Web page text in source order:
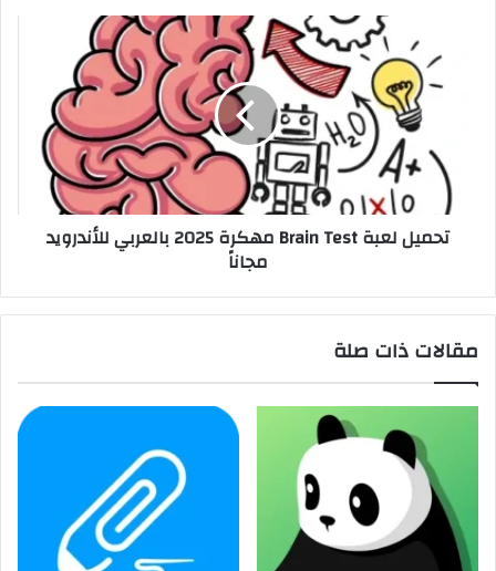
تحميل لعبة Brain Test مهكرة 2025 بالعربي للأندرويد
مجاناً
مقالات ذات صلة